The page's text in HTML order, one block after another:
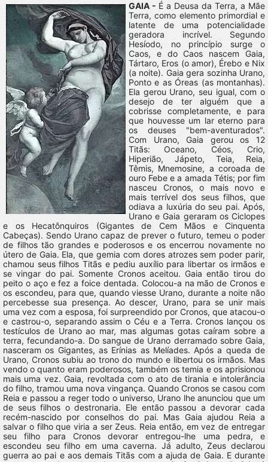
GAIA - É a Deusa da Terra, a Mãe
Terra, como elemento primordial e
latente de uma potencialidade
geradora incrível. Segundo
Hesíodo, no princípio surge o
Caos, e do Caos nascem Gaia,
Tártaro, Eros (o amor), Érebo e Nix
(a noite). Gaia gera sozinha Urano,
Ponto e as Óreas (as montanhas).
Ela gerou Urano, seu igual, com o
desejo de ter alguém que a
cobrisse completamente, e para
que houvesse um lar eterno para
os deuses "bem-aventurados".
Com Urano, Gaia gerou os 12
Titãs: Oceano, Céos, Crio,
Hiperião, Jápeto, Teia, Reia,
Têmis, Mnemosine, a coroada de
ouro Febe e a amada Tétis; por fim
nasceu Cronos, o mais novo e
mais terrível dos seus filhos, que
odiava a luxúria do seu pai. Após,
Urano e Gaia geraram os Ciclopes
e os Hecatônquiros (Gigantes de Cem Mãos e Cinquenta
Cabeças). Sendo Urano capaz de prever o futuro, temeu o poder
de filhos tão grandes e poderosos e os encerrou novamente no
útero de Gaia. Ela, que gemia com dores atrozes sem poder parir,
chamou seus filhos Titãs e pediu auxílio para libertar os irmãos e
se vingar do pai. Somente Cronos aceitou. Gaia então tirou do
peito o aço e fez a foice dentada. Colocou-a na mão de Cronos e
os escondeu, para que, quando viesse Urano, durante a noite não
percebesse sua presença. Ao descer, Urano, para se unir mais
uma vez com a esposa, foi surpreendido por Cronos, que atacou-o
e castrou-o, separando assim o Céu e a Terra. Cronos lançou os
testículos de Urano ao mar, mas algumas gotas caíram sobre a
terra, fecundando-a. Do sangue de Urano derramado sobre Gaia,
nasceram os Gigantes, as Erínias as Melíades. Após a queda de
Urano, Cronos subiu ao trono do mundo e libertou os irmãos. Mas
vendo o quanto eram poderosos, também os temia e os aprisionou
mais uma vez. Gaia, revoltada com o ato de tirania e intolerância
do filho, tramou uma nova vingança. Quando Cronos se casou com
Reia e passou a reger todo o universo, Urano lhe anunciou que um
de seus filhos o destronaria. Ele então passou a devorar cada
recém-nascido por conselhos do pai. Mas Gaia ajudou Reia a
salvar o filho que viria a ser Zeus. Reia então, em vez de entregar
seu filho para Cronos devorar entregou-lhe uma pedra, e
escondeu seu filho em uma caverna. Já adulto, Zeus declarou
guerra ao pai e aos demais Titãs com a ajuda de Gaia. E durante